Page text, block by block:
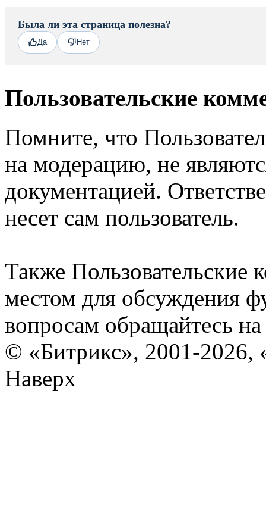
Была ли эта страница полезна?
Да Нет
Пользовательские
Помните, что
на модерацию, не
документацией.
несет сам пользователь.
Также Пользовательские
местом для обсуждения
вопросам обращайтесь
© «Битрикс», 2001-2026,
Наверх